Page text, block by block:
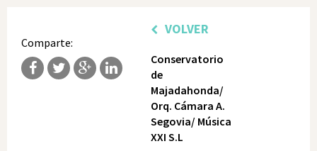
Comparte:
VOLVER
Conservatorio
de
Majadahonda/
Orq. Cámara A.
Segovia/ Música
XXI S.L